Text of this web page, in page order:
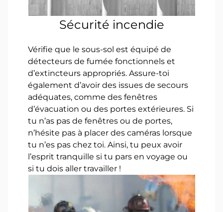
Sécurité incendie
Vérifie que le sous-sol est équipé de
détecteurs de fumée fonctionnels et
d’extincteurs appropriés. Assure-toi
également d’avoir des issues de secours
adéquates, comme des fenêtres
d’évacuation ou des portes extérieures. Si
tu n’as pas de fenêtres ou de portes,
n’hésite pas à placer des caméras lorsque
tu n’es pas chez toi. Ainsi, tu peux avoir
l’esprit tranquille si tu pars en voyage ou
si tu dois aller travailler !